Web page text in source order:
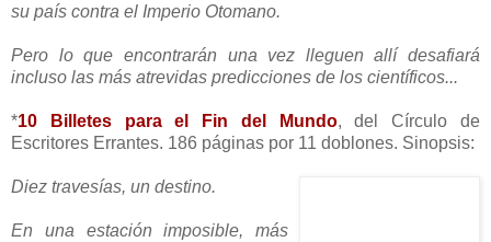
su país contra el Imperio Otomano.
Pero lo que encontrarán una vez lleguen allí desafiará
incluso las más atrevidas predicciones de los científicos...
*10 Billetes para el Fin del Mundo, del Círculo de
Escritores Errantes. 186 páginas por 11 doblones. Sinopsis:
Diez travesías, un destino.
En una estación imposible, más